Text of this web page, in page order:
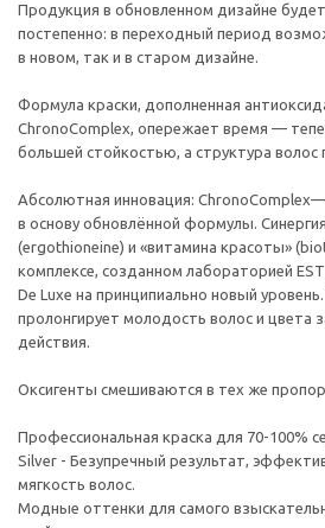
Продукция в обновленном дизайне
постепенно: в переходный период
в новом, так и в старом дизайне.
Формула краски, дополненная
ChronoComplex, опережает время —
большей стойкостью, а структура волос
Абсолютная инновация:
в основу обновлённой формулы.
(ergothioneine) и «витамина красоты»
комплексе, созданном лабораторией
De Luxe на принципиально новый
пролонгирует молодость волос и цвета
действия.
Оксигенты смешиваются в тех же
Профессиональная краска для 70-100%
Silver - Безупречный результат,
мягкость волос.
Модные оттенки для самого